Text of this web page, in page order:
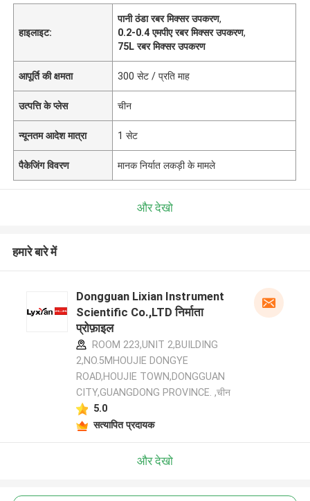
हाइलाइट:
पानी ठंडा रबर मिक्सर उपकरण,
0.2-0.4 एमपीए रबर मिक्सर उपकरण,
75L रबर मिक्सर उपकरण
आपूर्ति की क्षमता 300 सेट / प्रति माह
उत्पत्ति के प्लेस चीन
न्यूनतम आदेश मात्रा 1 सेट
पैकेजिंग विवरण मानक निर्यात लकड़ी के मामले
और देखो
हमारे बारे में
Dongguan Lixian Instrument
Scientific Co.,LTD निर्माता
प्रोफ़ाइल
ROOM 223,UNIT 2,BUILDING
2,NO.5MHOUJIE DONGYE
ROAD,HOUJIE TOWN,DONGGUAN
CITY,GUANGDONG PROVINCE. ,चीन
5.0
सत्यापित प्रदायक
और देखो